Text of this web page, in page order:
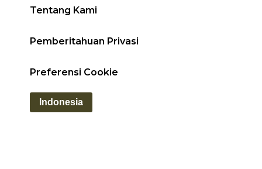
Tentang Kami
Pemberitahuan Privasi
Preferensi Cookie
Indonesia